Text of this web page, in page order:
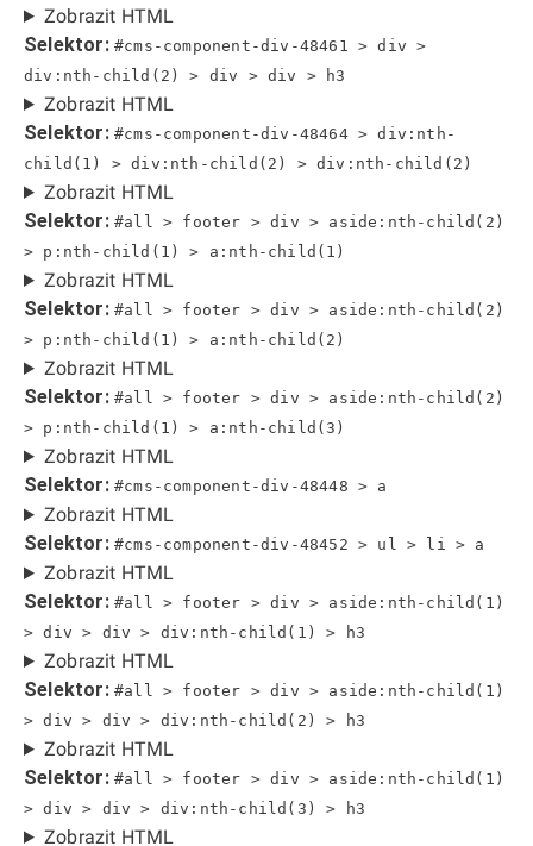
Zobrazit HTML
Selektor: #cms-component-div-48461 > div >
div:nth-child(2) > div > div > h3
Zobrazit HTML
Selektor: #cms-component-div-48464 > div:nth-
child(1) > div:nth-child(2) > div:nth-child(2)
Zobrazit HTML
Selektor: #all > footer > div > aside:nth-child(2)
> p:nth-child(1) > a:nth-child(1)
Zobrazit HTML
Selektor: #all > footer > div > aside:nth-child(2)
> p:nth-child(1) > a:nth-child(2)
Zobrazit HTML
Selektor: #all > footer > div > aside:nth-child(2)
> p:nth-child(1) > a:nth-child(3)
Zobrazit HTML
Selektor: #cms-component-div-48448 > a
Zobrazit HTML
Selektor: #cms-component-div-48452 > ul > li > a
Zobrazit HTML
Selektor: #all > footer > div > aside:nth-child(1)
> div > div > div:nth-child(1) > h3
Zobrazit HTML
Selektor: #all > footer > div > aside:nth-child(1)
> div > div > div:nth-child(2) > h3
Zobrazit HTML
Selektor: #all > footer > div > aside:nth-child(1)
> div > div > div:nth-child(3) > h3
Zobrazit HTML